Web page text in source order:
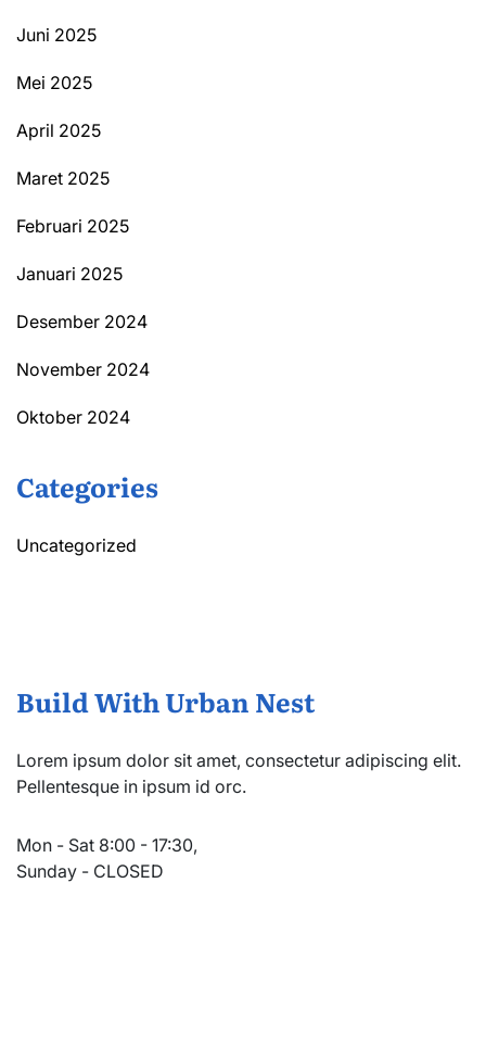
Juni 2025
Mei 2025
April 2025
Maret 2025
Februari 2025
Januari 2025
Desember 2024
November 2024
Oktober 2024
Categories
Uncategorized
Build With Urban Nest
Lorem ipsum dolor sit amet, consectetur adipiscing elit.
Pellentesque in ipsum id orc.
Mon - Sat 8:00 - 17:30,
Sunday - CLOSED